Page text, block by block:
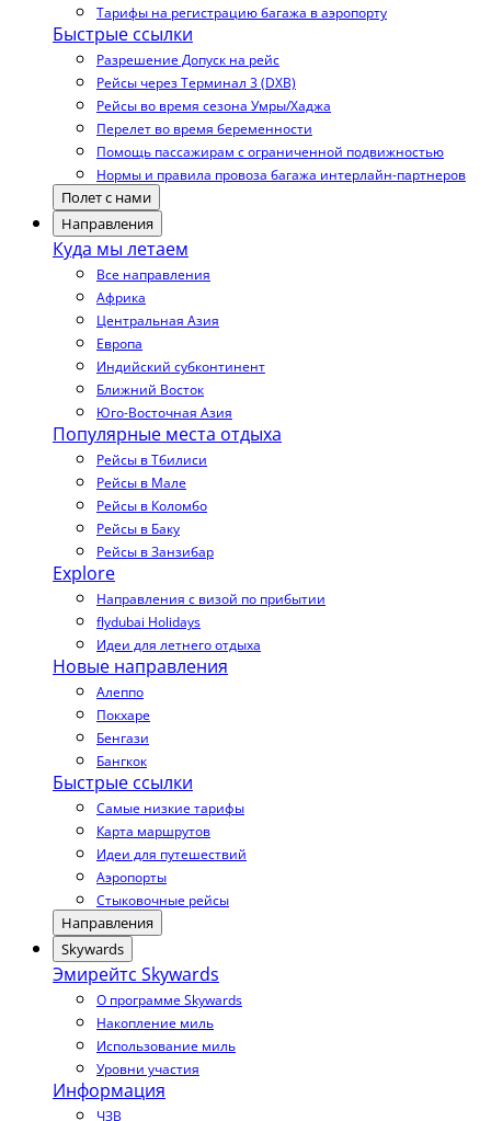
Тарифы на регистрацию багажа в аэропорту
Быстрые ссылки
Разрешение Допуск на рейс
Рейсы через Терминал 3 (DXB)
Рейсы во время сезона Умры/Хаджа
Перелет во время беременности
Помощь пассажирам с ограниченной подвижностью
Нормы и правила провоза багажа интерлайн-партнеров
Полет с нами
Направления
Куда мы летаем
Все направления
Африка
Центральная Азия
Европа
Индийский субконтинент
Ближний Восток
Юго-Восточная Азия
Популярные места отдыха
Рейсы в Тбилиси
Рейсы в Мале
Рейсы в Коломбо
Рейсы в Баку
Рейсы в Занзибар
Explore
Направления с визой по прибытии
flydubai Holidays
Идеи для летнего отдыха
Новые направления
Алеппо
Покхаре
Бенгази
Бангкок
Быстрые ссылки
Самые низкие тарифы
Карта маршрутов
Идеи для путешествий
Аэропорты
Стыковочные рейсы
Направления
Skywards
Эмирейтс Skywards
О программе Skywards
Накопление миль
Использование миль
Уровни участия
Информация
ЧЗВ